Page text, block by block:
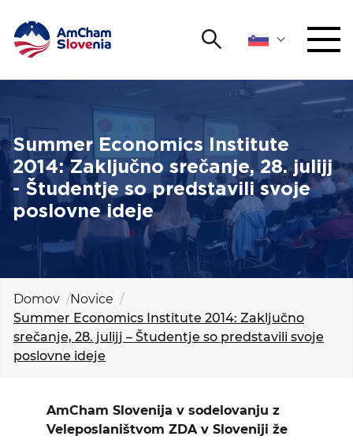
Išči
ZAGOVORNIŠTVO
AmChamYOUNG Open
MEDNARODNO SODELOVANJE
ČLANSTVO
O NAS
KOLEDAR DOGODKOV
NOVICE
Summer Economics Institute
2014: Zaključno srečanje, 28. julijj
- Študentje so predstavili svoje
poslovne ideje
Domov
Novice
Summer Economics Institute 2014: Zaključno
srečanje, 28. julijj – Študentje so predstavili svoje
poslovne ideje
AmCham Slovenija v sodelovanju z
Veleposlaništvom ZDA v Sloveniji že